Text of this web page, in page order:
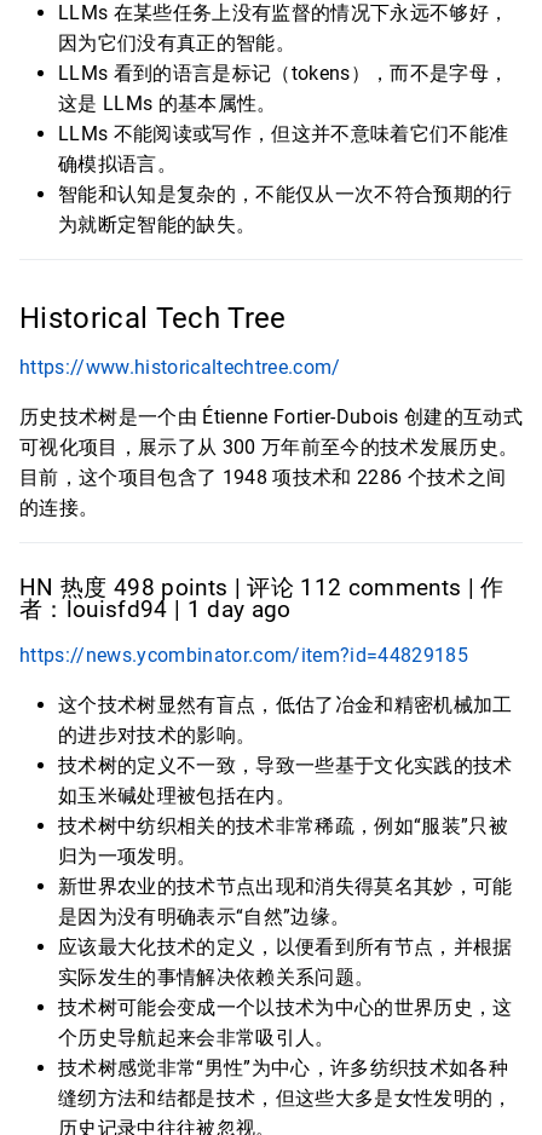
LLMs 在某些任务上没有监督的情况下永远不够好，
因为它们没有真正的智能。
LLMs 看到的语言是标记（tokens），而不是字母，
这是 LLMs 的基本属性。
LLMs 不能阅读或写作，但这并不意味着它们不能准
确模拟语言。
智能和认知是复杂的，不能仅从一次不符合预期的行
为就断定智能的缺失。
Historical Tech Tree
https://www.historicaltechtree.com/
历史技术树是一个由 Étienne Fortier-Dubois 创建的互动式
可视化项目，展示了从 300 万年前至今的技术发展历史。
目前，这个项目包含了 1948 项技术和 2286 个技术之间
的连接。
HN 热度 498 points | 评论 112 comments | 作
者：louisfd94 | 1 day ago
https://news.ycombinator.com/item?id=44829185
这个技术树显然有盲点，低估了冶金和精密机械加工
的进步对技术的影响。
技术树的定义不一致，导致一些基于文化实践的技术
如玉米碱处理被包括在内。
技术树中纺织相关的技术非常稀疏，例如“服装”只被
归为一项发明。
新世界农业的技术节点出现和消失得莫名其妙，可能
是因为没有明确表示“自然”边缘。
应该最大化技术的定义，以便看到所有节点，并根据
实际发生的事情解决依赖关系问题。
技术树可能会变成一个以技术为中心的世界历史，这
个历史导航起来会非常吸引人。
技术树感觉非常“男性”为中心，许多纺织技术如各种
缝纫方法和结都是技术，但这些大多是女性发明的，
历史记录中往往被忽视。